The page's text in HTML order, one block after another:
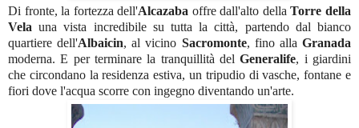
Di fronte, la fortezza dell'Alcazaba offre dall'alto dellaTorre della
Velauna vista incredibile su tutta la città, partendo dal bianco
quartiere dell'Albaicin, al vicino Sacromonte, fino allaGranada
moderna. E per terminare la tranquillità delGeneralife, i giardini
che circondano la residenza estiva, un tripudio di vasche, fontane e
fiori dove l'acqua scorre con ingegno diventando un'arte.